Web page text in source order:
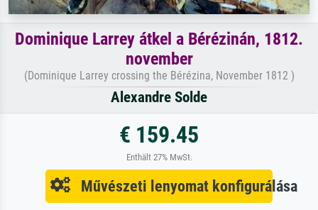
Dominique Larrey átkel a Bérézinán, 1812.
november
(Dominique Larrey crossing the Bérézina, November 1812 )
Alexandre Solde
€ 159.45
Enthält 27% MwSt.
Művészeti lenyomat konfigurálása